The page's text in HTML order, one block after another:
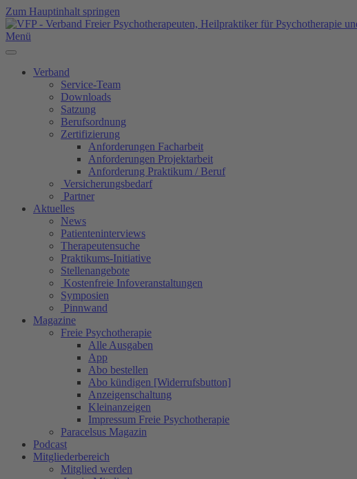
Zum Hauptinhalt springen
Menü
Verband
Service-Team
Downloads
Satzung
Berufsordnung
Zertifizierung
Anforderungen Facharbeit
Anforderungen Projektarbeit
Anforderung Praktikum / Beruf
Versicherungsbedarf
Partner
Aktuelles
News
Patienteninterviews
Therapeutensuche
Praktikums-Initiative
Stellenangebote
Kostenfreie Infoveranstaltungen
Symposien
Pinnwand
Magazine
Freie Psychotherapie
Alle Ausgaben
App
Abo bestellen
Abo kündigen [Widerrufsbutton]
Anzeigenschaltung
Kleinanzeigen
Impressum Freie Psychotherapie
Paracelsus Magazin
Podcast
Mitgliederbereich
Mitglied werden